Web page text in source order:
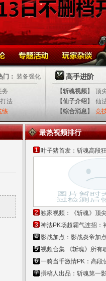
玩家杂谈
门： 装备强化
务
法
练
高手进阶
【斩魂视频】 顶
【仙子介绍】
仙
【综合消息】
竞
最热视频排行
1 叶子猪首发：斩魂高段
2 独家视频：《斩魂》顶
3 神法PK场超霸气连招：
4 影战加点：影战炎帝加
5 视频合集 《斩魂》所有
6 一骑当千激情PK：高段
7 撰稿人出品：斩魂第一